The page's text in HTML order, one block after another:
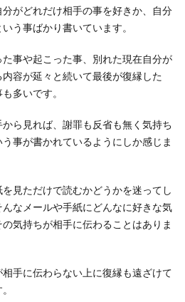
がどれだけ相手の事を好きか、自分
う事ばかり書いています。
事や起こった事、別れた現在自分が
容が延々と続いて最後が復縁した
多いです。
ら見れば、謝罪も反省も無く気持ち
事が書かれているようにしか感じま
見ただけで読むかどうかを迷ってし
なメールや手紙にどんなに好きな気
気持ちが相手に伝わることはありま
手に伝わらない上に復縁も遠ざけて